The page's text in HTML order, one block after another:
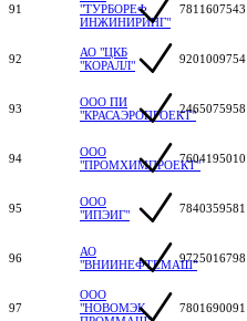
91
"ТУРБОРЕФ
ИНЖИНИРИНГ"
7811607543
92
АО "ЦКБ
"КОРАЛЛ"
9201009754
93
ООО ПИ
"КРАСАЭРОПРОЕКТ"2465075958
94
ООО
"ПРОМХИМПРОЕКТ"7604195010
95
ООО
"ИПЭИГ"
7840359581
96
АО
"ВНИИНЕФТЕМАШ"9725016798
97
ООО
"НОВОМЭК
7801690091